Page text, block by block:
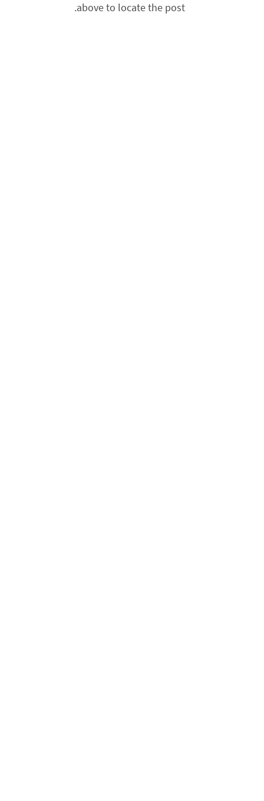
above to locate the post.